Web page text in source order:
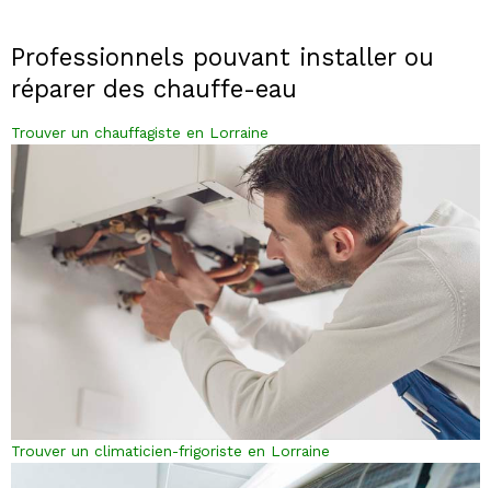
Professionnels pouvant installer ou
réparer des chauffe-eau
Trouver un chauffagiste en Lorraine
Trouver un climaticien-frigoriste en Lorraine